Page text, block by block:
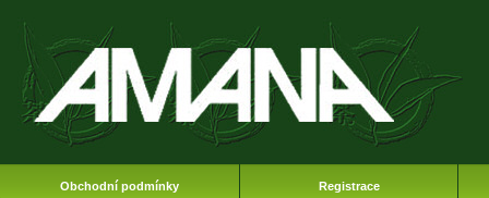
Obchodní podmínky Registrace